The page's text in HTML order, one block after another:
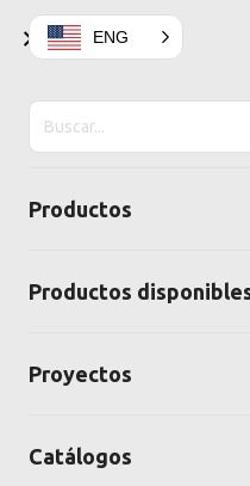
Productos
Home
×
Buscar
en
Productos
Productos
Proyectos
Catálogos
ENG